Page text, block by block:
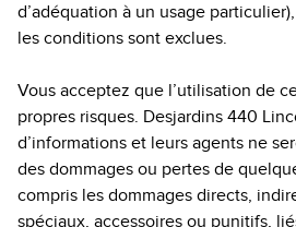
d’adéquation à un usage
les conditions sont exclues.
Vous acceptez que l’utilisation de
propres risques. Desjardins 440
d’informations et leurs agents ne
des dommages ou pertes de
compris les dommages directs,
spéciaux, accessoires ou punitifs,